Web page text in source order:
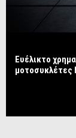
Ευέλικτο
μοτοσυκλέτες